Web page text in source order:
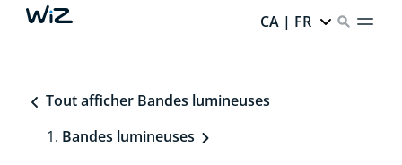
CA | FR
Tout afficher Bandes lumineuses
Bandes lumineuses